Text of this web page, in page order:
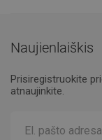
Naujienlaiškis
Prisiregistruokite
atnaujinkite.